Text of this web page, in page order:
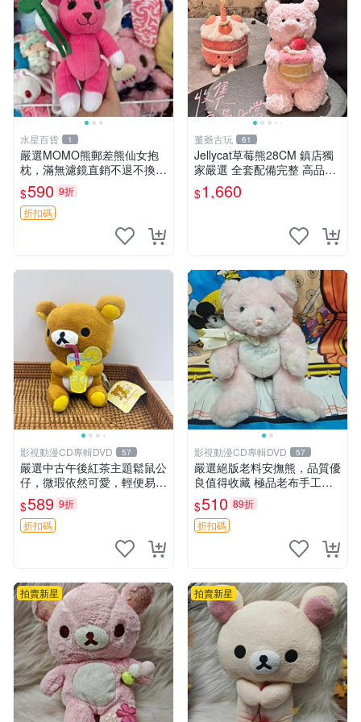
水星百貨 1
嚴選MOMO熊郵差熊仙女抱
枕，滿無濾鏡直銷不退不換
經典造型可愛必備 紅薯啵啵
間抱枕 抱枕 時尚
$590 9折
折扣碼
董爺古玩 61
Jellycat草莓熊28CM 鎮店獨
家嚴選 全套配備完整 高品質
收藏好物 紋章 玩具熊 定制熊
$1,660
影視動漫CD專輯DVD 57
嚴選中古午後紅茶主題鬆鼠公
仔，微瑕依然可愛，輕便易運
送 二手收藏推薦 工廠直營 快
遞到府 中古 玩偶 公仔
$589 9折
折扣碼
影視動漫CD專輯DVD 57
嚴選絕版老料安撫熊，品質優
良值得收藏 極品老布手工安
撫搖鈴玩具，適合哄睡寶貝
超柔老料搖鈴熊，專為孩子設
計的安心伴護 推薦絕版老布
製工藝搖鈴熊，可當作童
$510 89折
折扣碼
拍賣新星 拍賣新星